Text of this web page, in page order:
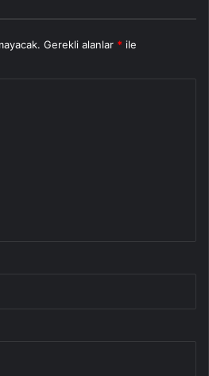
Gerekli alanlar * ile